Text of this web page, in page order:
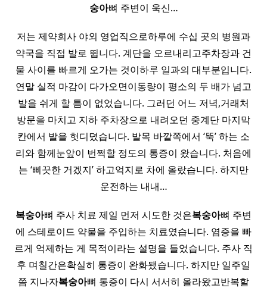
숭아뼈 주변이 욱신…
저는 제약회사 야외 영업직으로하루에 수십 곳의 병원과
약국을 직접 발로 뜁니다. 계단을 오르내리고주차장과 건
물 사이를 빠르게 오가는 것이하루 일과의 대부분입니다.
연말 실적 마감이 다가오면이동량이 평소의 두 배가 넘고
발을 쉬게 할 틈이 없었습니다. 그러던 어느 저녁,거래처
방문을 마치고 지하 주차장으로 내려오던 중계단 마지막
칸에서 발을 헛디뎠습니다. 발목 바깥쪽에서 ‘뚝’ 하는 소
리와 함께눈앞이 번쩍할 정도의 통증이 왔습니다. 처음에
는 ‘삐끗한 거겠지’ 하고억지로 차에 올랐습니다. 하지만
운전하는 내내…
복숭아뼈 주사 치료 제일 먼저 시도한 것은복숭아뼈 주변
에 스테로이드 약물을 주입하는 치료였습니다. 염증을 빠
르게 억제하는 게 목적이라는 설명을 들었습니다. 주사 직
후 며칠간은확실히 통증이 완화됐습니다. 하지만 일주일
쯤 지나자복숭아뼈 통증이 다시 서서히 올라왔고반복할